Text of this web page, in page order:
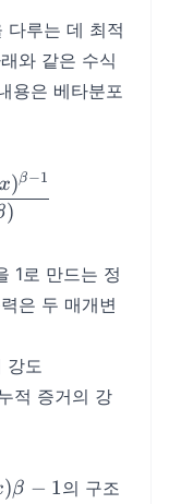
다루는 데 최적
와 같은 수식
용은 베타분포
\beta) =
)
x)β−1
1로 만드는 정
은 두 매개변
강도
적 증거의 강
)β − 1의 구조